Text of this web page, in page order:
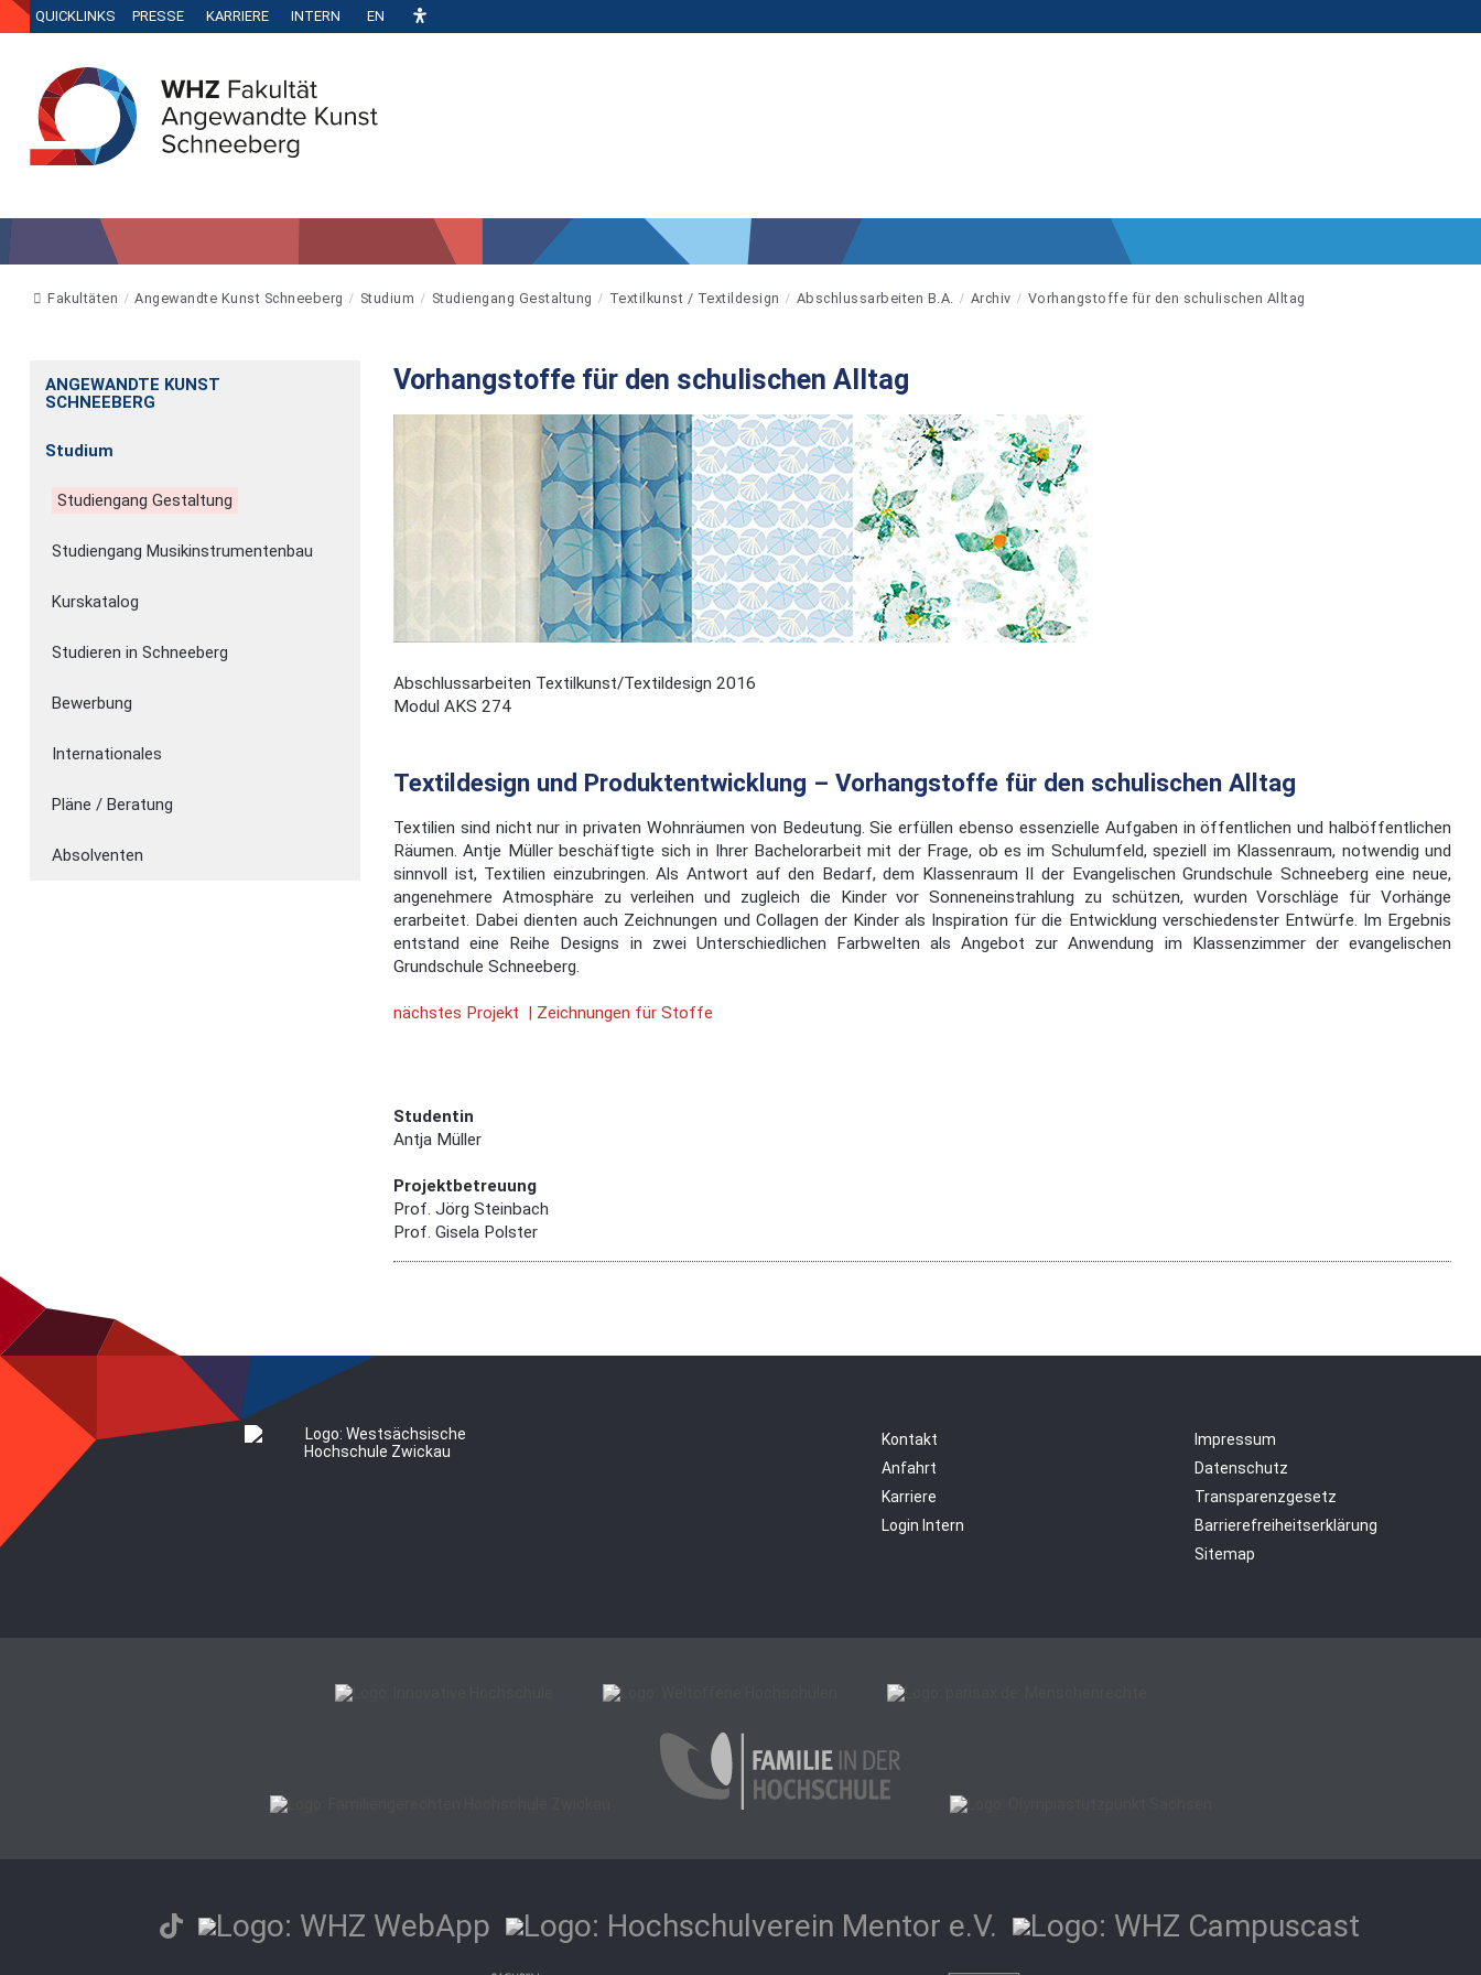
QUICKLINKS PRESSE KARRIERE INTERN EN
Fakultäten Angewandte Kunst Schneeberg Studium Studiengang Gestaltung Textilkunst / Textildesign Abschlussarbeiten B.A. Archiv Vorhangstoffe für den schulischen Alltag
ANGEWANDTE KUNST
SCHNEEBERG
Studium
Studiengang Gestaltung
Studiengang Musikinstrumentenbau
Kurskatalog
Studieren in Schneeberg
Bewerbung
Internationales
Pläne / Beratung
Absolventen
Vorhangstoffe für den schulischen Alltag
Abschlussarbeiten Textilkunst/Textildesign 2016
Modul AKS 274
Textildesign und Produktentwicklung – Vorhangstoffe für den schulischen Alltag
Textilien sind nicht nur in privaten Wohnräumen von Bedeutung. Sie erfüllen ebenso essenzielle Aufgaben in öffentlichen und halböffentlichen
Räumen. Antje Müller beschäftigte sich in Ihrer Bachelorarbeit mit der Frage, ob es im Schulumfeld, speziell im Klassenraum, notwendig und
sinnvoll ist, Textilien einzubringen. Als Antwort auf den Bedarf, dem Klassenraum II der Evangelischen Grundschule Schneeberg eine neue,
angenehmere Atmosphäre zu verleihen und zugleich die Kinder vor Sonneneinstrahlung zu schützen, wurden Vorschläge für Vorhänge
erarbeitet. Dabei dienten auch Zeichnungen und Collagen der Kinder als Inspiration für die Entwicklung verschiedenster Entwürfe. Im Ergebnis
entstand eine Reihe Designs in zwei Unterschiedlichen Farbwelten als Angebot zur Anwendung im Klassenzimmer der evangelischen
Grundschule Schneeberg.
nächstes Projekt | Zeichnungen für Stoffe
Studentin
Antja Müller
Projektbetreuung
Prof. Jörg Steinbach
Prof. Gisela Polster
Kontakt
Anfahrt
Karriere
Login Intern
Impressum
Datenschutz
Transparenzgesetz
Barrierefreiheitserklärung
Sitemap